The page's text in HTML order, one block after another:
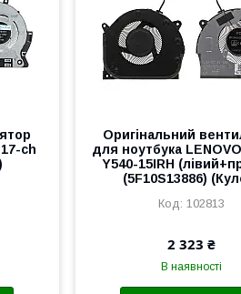
ch
Оригінальний
для ноутбука
Y540-15IRH
(5F10S13886)
102813
2 323 ₴
В наявності